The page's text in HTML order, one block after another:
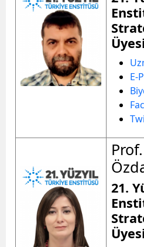
Üyesi
E-
21.
Üyesi